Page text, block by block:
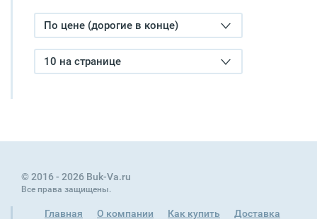
По цене (дорогие в конце)
10 на странице
© 2016 - 2026 Buk-Va.ru
Все права защищены.
Главная О компании Как купить Доставка